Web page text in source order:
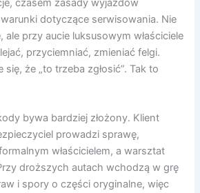
dotyczące serwisowania. Nie
ale przy aucie luksusowym właściciele
przyciemniać, zmieniać felgi.
że „to trzeba zgłosić”. Tak to
bywa bardziej złożony. Klient
prowadzi sprawę,
właścicielem, a warsztat
droższych autach wchodzą w grę
i spory o części oryginalne, więc